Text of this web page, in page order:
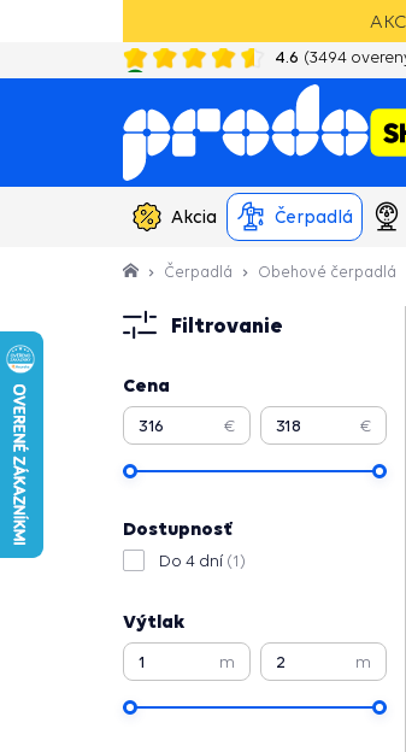
4.6 (3494
20 rokov skúseností s
Akcia Čerpadlá
Čerpadlá Obehové čerpadlá
Filtrovanie
Cena
€ €
Dostupnosť
Do 4 dní (1)
Výtlak
m m